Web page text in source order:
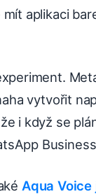
aplikaci
vytvořit
i když se
Aqua